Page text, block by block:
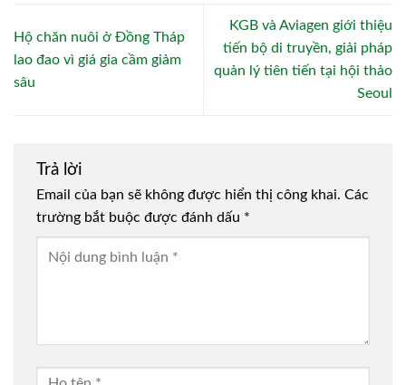
Hộ chăn nuôi ở Đồng Tháp
lao đao vì giá gia cầm giảm
sâu
KGB và Aviagen giới thiệu
tiến bộ di truyền, giải pháp
quản lý tiên tiến tại hội thảo
Seoul
Trả lời
Email của bạn sẽ không được hiển thị công khai. Các
trường bắt buộc được đánh dấu *